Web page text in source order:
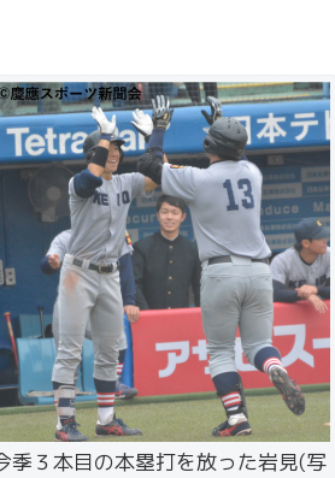
季３本目の本塁打を放った岩見(写